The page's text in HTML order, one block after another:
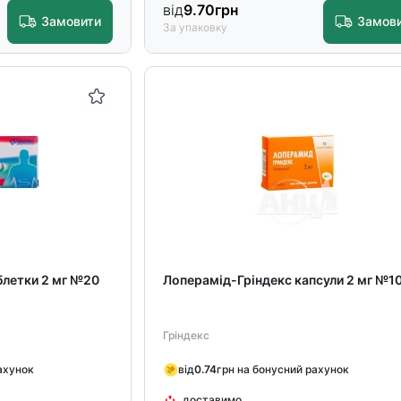
Замовити
від9.70грн
За упаковку
2 мг №20 Лоперамід-Гріндекс капсули 2 мг
Гріндекс
від0.74грн на бонусний рахунок